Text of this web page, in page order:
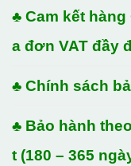
♣ Cam kết hàng
a đơn VAT đầy
♣ Chính sách
♣ Bảo hành
t (180 – 365